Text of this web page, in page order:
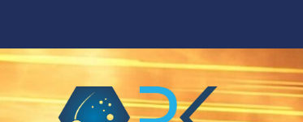
content